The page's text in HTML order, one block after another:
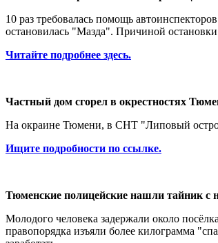
10 раз требовалась помощь
остановилась "Мазда". Причиной
Читайте подробнее здесь.
Частный дом сгорел в окрестностях
На окраине Тюмени, в СНТ "Липовый
Ищите подробности по ссылке.
Тюменские полицейские нашли тайник с
Молодого человека задержали около
правопорядка изъяли более килограмма